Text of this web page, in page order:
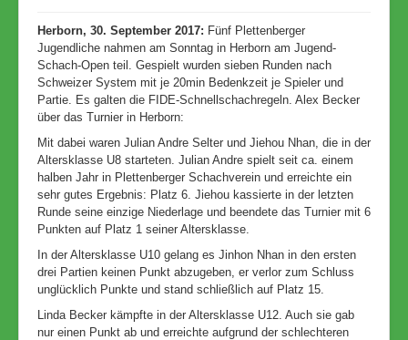
Herborn, 30. September 2017: Fünf Plettenberger
Jugendliche nahmen am Sonntag in Herborn am Jugend-
Schach-Open teil. Gespielt wurden sieben Runden nach
Schweizer System mit je 20min Bedenkzeit je Spieler und
Partie. Es galten die FIDE-Schnellschachregeln. Alex Becker
über das Turnier in Herborn:
Mit dabei waren Julian Andre Selter und Jiehou Nhan, die in der
Altersklasse U8 starteten. Julian Andre spielt seit ca. einem
halben Jahr in Plettenberger Schachverein und erreichte ein
sehr gutes Ergebnis: Platz 6. Jiehou kassierte in der letzten
Runde seine einzige Niederlage und beendete das Turnier mit 6
Punkten auf Platz 1 seiner Altersklasse.
In der Altersklasse U10 gelang es Jinhon Nhan in den ersten
drei Partien keinen Punkt abzugeben, er verlor zum Schluss
unglücklich Punkte und stand schließlich auf Platz 15.
Linda Becker kämpfte in der Altersklasse U12. Auch sie gab
nur einen Punkt ab und erreichte aufgrund der schlechteren